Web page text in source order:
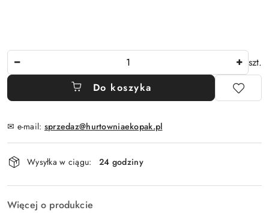
szt.
Do koszyka
✉ e-mail: sprzedaz@hurtowniaekopak.pl
Dostępność
i
dostawa
Wysyłka w ciągu: 24 godziny
Więcej o produkcie